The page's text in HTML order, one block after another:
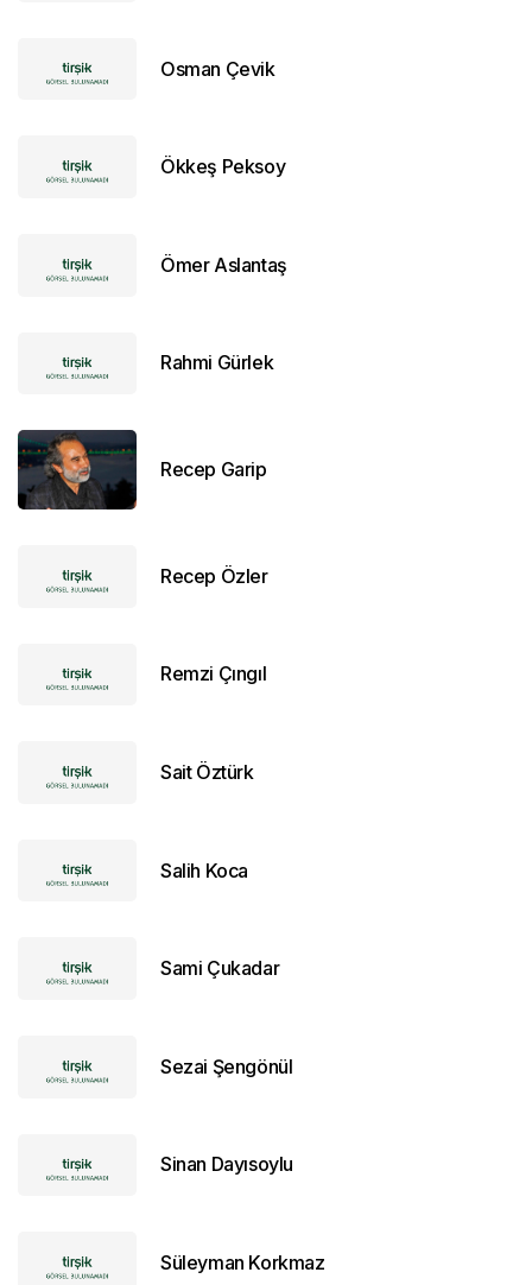
Osman Çevik
Ökkeş Peksoy
Ömer Aslantaş
Rahmi Gürlek
Recep Garip
Recep Özler
Remzi Çıngıl
Sait Öztürk
Salih Koca
Sami Çukadar
Sezai Şengönül
Sinan Dayısoylu
Süleyman Korkmaz